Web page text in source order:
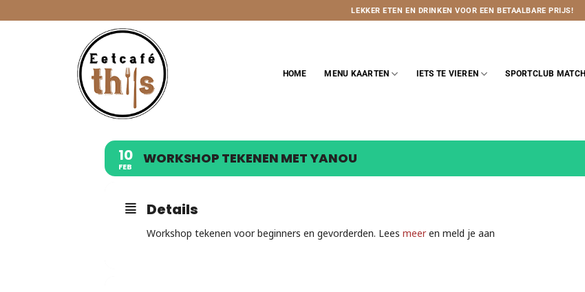
naar
LEKKER ETEN EN DRINKEN VOOR EEN BETAALBARE PRIJS!
HOME MENU KAARTEN IETS TE VIEREN SPORTCLUB MATCH
10
FEB WORKSHOP TEKENEN MET YANOU
Details
Workshop tekenen voor beginners en gevorderden. Lees meeren meld je aan